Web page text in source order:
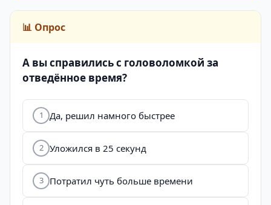
📊 Опрос
А вы справились с головоломкой за
отведённое время?
1 Да, решил намного быстрее
2 Уложился в 25 секунд
3 Потратил чуть больше времени